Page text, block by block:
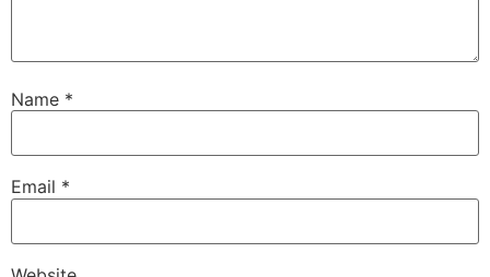
Name *
Email *